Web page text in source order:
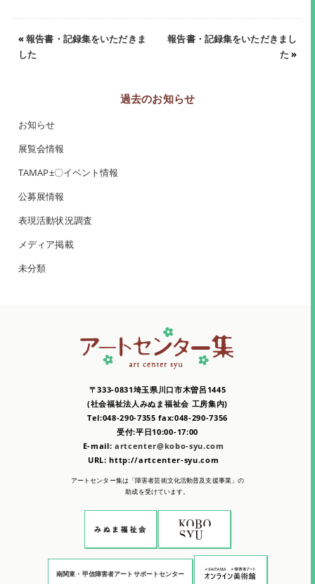
«報告書・記録集をいただきま
した
報告書・記録集をいただきまし
た »
過去のお知らせ
お知らせ
展覧会情報
TAMAP±〇イベント情報
公募展情報
表現活動状況調査
メディア掲載
未分類
〒333-0831埼玉県川口市木曽呂1445
(社会福祉法人みぬま福祉会 工房集内)
Tel:048-290-7355 fax:048-290-7356
受付:平日10:00-17:00
E-mail: artcenter@kobo-syu.com
URL: http://artcenter-syu.com
アートセンター集は「障害者芸術文化活動普及支援事業」の
助成を受けています。
南関東・甲信障害者アートサポートセンター